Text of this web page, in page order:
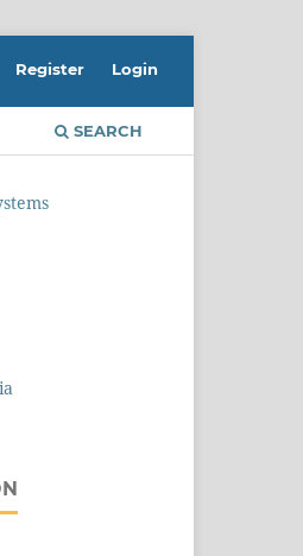
SEARCH
Register Login